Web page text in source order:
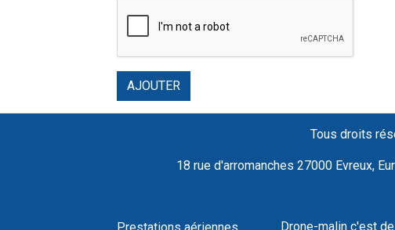
AJOUTER
Tous droits
18 rue d'arromanches 27000 Evreux,
Drone-malin c'est